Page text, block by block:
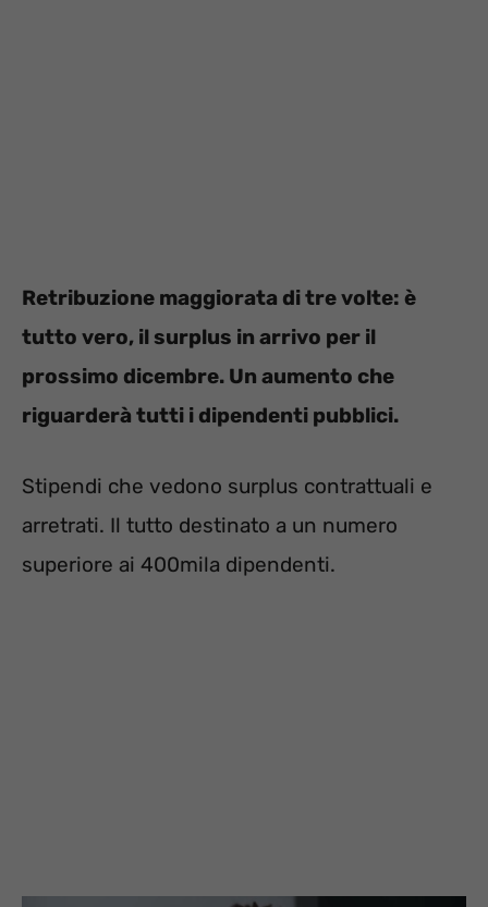
Retribuzione maggiorata di tre volte: è
tutto vero, il surplus in arrivo per il
prossimo dicembre. Un aumento che
riguarderà tutti i dipendenti pubblici.
Stipendi che vedono surplus contrattuali e
arretrati. Il tutto destinato a un numero
superiore ai 400mila dipendenti.